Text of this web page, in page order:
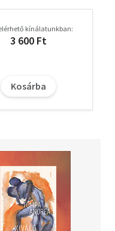
kínálatunkban:
3 600 Ft
Kosárba